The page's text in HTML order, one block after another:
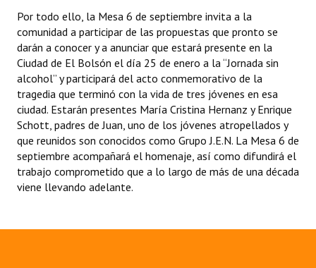
Antiguos Pobladores
Noticias Destacadas
Registros y Distinciones
Datos Históricos
Premio al Mérito - Registro
Audiencias Públicas - Registro
Mujeres que Dejaron Huellas - Registro
Por todo ello, la Mesa 6 de septiembre invita a la
comunidad a participar de las propuestas que pronto se
darán a conocer y a anunciar que estará presente en la
Ciudad de El Bolsón el día 25 de enero a la “Jornada sin
alcohol” y participará del acto conmemorativo de la
tragedia que terminó con la vida de tres jóvenes en esa
ciudad. Estarán presentes María Cristina Hernanz y Enrique
Schott, padres de Juan, uno de los jóvenes atropellados y
que reunidos son conocidos como Grupo J.E.N. La Mesa 6 de
septiembre acompañará el homenaje, así como difundirá el
trabajo comprometido que a lo largo de más de una década
viene llevando adelante.